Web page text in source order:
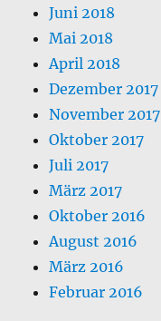
Juni 2018
Mai 2018
April 2018
Dezember 2017
November 2017
Oktober 2017
Juli 2017
März 2017
Oktober 2016
August 2016
März 2016
Februar 2016